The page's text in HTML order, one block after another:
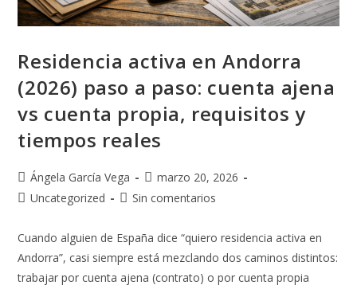
Residencia activa en Andorra
(2026) paso a paso: cuenta ajena
vs cuenta propia, requisitos y
tiempos reales
Ángela García Vega
marzo 20, 2026
Uncategorized
Sin comentarios
Cuando alguien de España dice “quiero residencia activa en
Andorra”, casi siempre está mezclando dos caminos distintos:
trabajar por cuenta ajena (contrato) o por cuenta propia